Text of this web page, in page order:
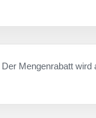
Der Mengenrabatt wird